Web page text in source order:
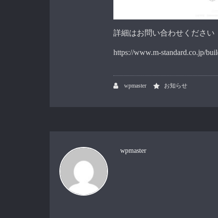
詳細はお問い合わせください
https://www.m-standard.co.jp/
wpmaster お知らせ
wpmaster